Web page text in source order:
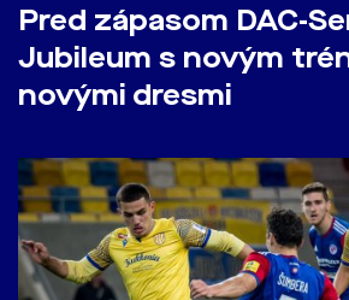
Pred zápasom DAC-
Jubileum s novým
novými dresmi